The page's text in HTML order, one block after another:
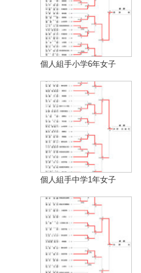
個人組手小学6年女子
個人組手中学1年女子